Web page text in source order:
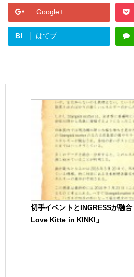
Google+
B! はてブ
切手イベントとINGRESSが融
Love Kitte in KINKI」